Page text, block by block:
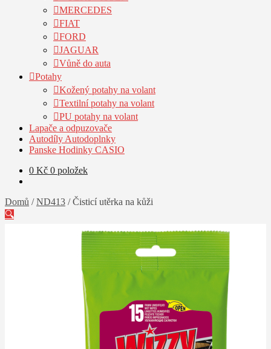
MERCEDES
FIAT
FORD
JAGUAR
Vůně do auta
Potahy
Kožený potahy na volant
Textilní potahy na volant
PU potahy na volant
Lapače a odpuzovače
Autodíly Autodoplnky
Panske Hodinky CASIO
0 Kč 0 položek
Domů /ND413 /Čisticí utěrka na kůži
🔍